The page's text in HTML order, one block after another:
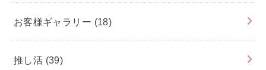
お客様ギャラリー (18)
推し活 (39)